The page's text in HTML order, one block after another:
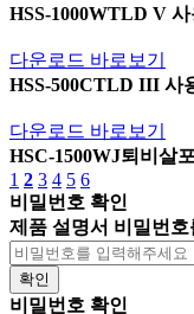
HSS-1000WTLD V 사
다운로드 바로보기
HSS-500CTLD III 사
다운로드 바로보기
HSC-1500WJ퇴비살
1 2 3 4 5 6
비밀번호 확인
제품 설명서 비밀번
확인
비밀번호 확인